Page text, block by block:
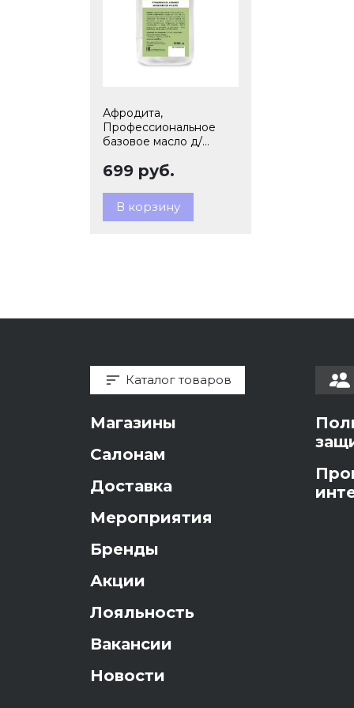
Афродита,
Профессиональное
базовое масло д/
699 руб.
В корзину
Каталог товаров
Магазины
Салонам
Доставка
Мероприятия
Бренды
Акции
Лояльность
Вакансии
Новости